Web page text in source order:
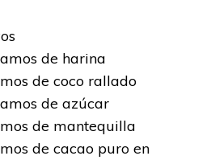
de harina
de coco rallado
de azúcar
de mantequilla
de cacao puro en